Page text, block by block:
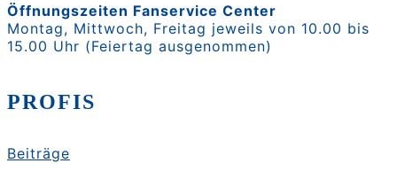
Öffnungszeiten Fanservice Center
Montag, Mittwoch, Freitag jeweils von 10.00 bis
15.00 Uhr (Feiertag ausgenommen)
PROFIS
Beiträge